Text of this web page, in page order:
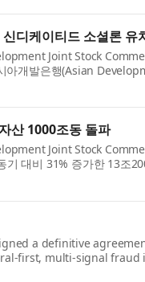
디케이티드 소셜론 유
Joint Stock
아개발은행(Asian
융기관과 7억2100만달러
산 1000조동 돌파
Joint Stock
기 대비 31% 증가한 13조
. HD은행의 총자산은 6월
a definitive
first, multi-signal
for $2.4 billion